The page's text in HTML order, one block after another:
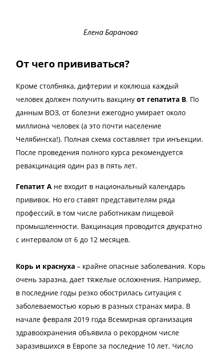
Елена Баранова
От чего прививаться?
Кроме столбняка, дифтерии и коклюша каждый
человек должен получить вакцину от гепатита В. По
данным ВОЗ, от болезни ежегодно умирает около
миллиона человек (а это почти население
Челябинска!). Полная схема составляет три инъекции.
После проведения полного курса рекомендуется
ревакцинация один раз в пять лет.
Гепатит А не входит в национальный календарь
прививок. Но его ставят представителям ряда
профессий, в том числе работникам пищевой
промышленности. Вакцинация проводится двукратно
с интервалом от 6 до 12 месяцев.
Корь и краснуха – крайне опасные заболевания. Корь
очень заразна, дает тяжелые осложнения. Например,
в последние годы резко обострилась ситуация с
заболеваемостью корью в разных странах мира. В
начале февраля 2019 года Всемирная организация
здравоохранения объявила о рекордном числе
заразившихся в Европе за последние 10 лет. Число